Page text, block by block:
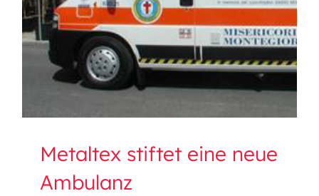
Metaltex stiftet eine neue
Ambulanz